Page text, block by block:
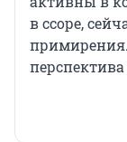
в ссоре,